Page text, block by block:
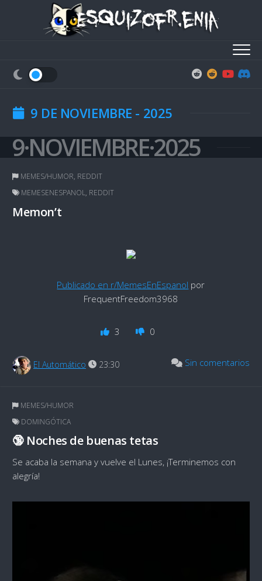
9 DE NOVIEMBRE - 2025
9·NOVIEMBRE·2025
MEMES/HUMOR, REDDIT
MEMESENESPANOL, REDDIT
Memon’t
Publicado en r/MemesEnEspanol por
FrequentFreedom3968
3 0
El Automático 23:30 Sin comentarios
MEMES/HUMOR
DOMINGÓTICA
🔞 Noches de buenas tetas
Se acaba la semana y vuelve el Lunes, ¡Terminemos con
alegría!